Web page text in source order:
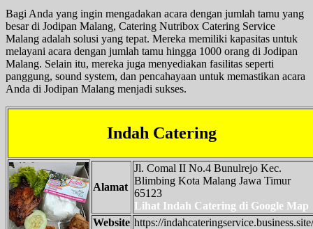
Bagi Anda yang ingin mengadakan acara dengan jumlah tamu yang
besar di Jodipan Malang, Catering Nutribox Catering Service
Malang adalah solusi yang tepat. Mereka memiliki kapasitas untuk
melayani acara dengan jumlah tamu hingga 1000 orang di Jodipan
Malang. Selain itu, mereka juga menyediakan fasilitas seperti
panggung, sound system, dan pencahayaan untuk memastikan acara
Anda di Jodipan Malang menjadi sukses.
Indah Catering
Alamat
Jl. Comal II No.4 Bunulrejo Kec.
Blimbing Kota Malang Jawa Timur
65123
Lihat Indah Catering di Google Map
Website https://indahcateringservice.business.site/